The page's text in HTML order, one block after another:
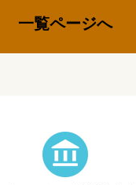
一覧ページへ